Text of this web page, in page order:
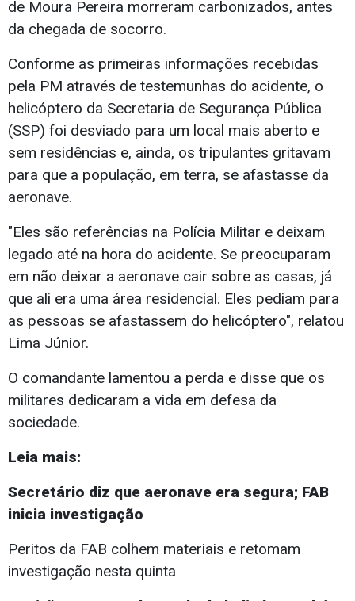
de Moura Pereira morreram carbonizados, antes
da chegada de socorro.
Conforme as primeiras informações recebidas
pela PM através de testemunhas do acidente, o
helicóptero da Secretaria de Segurança Pública
(SSP) foi desviado para um local mais aberto e
sem residências e, ainda, os tripulantes gritavam
para que a população, em terra, se afastasse da
aeronave.
"Eles são referências na Polícia Militar e deixam
legado até na hora do acidente. Se preocuparam
em não deixar a aeronave cair sobre as casas, já
que ali era uma área residencial. Eles pediam para
as pessoas se afastassem do helicóptero", relatou
Lima Júnior.
O comandante lamentou a perda e disse que os
militares dedicaram a vida em defesa da
sociedade.
Leia mais:
Secretário diz que aeronave era segura; FAB
inicia investigação
Peritos da FAB colhem materiais e retomam
investigação nesta quinta